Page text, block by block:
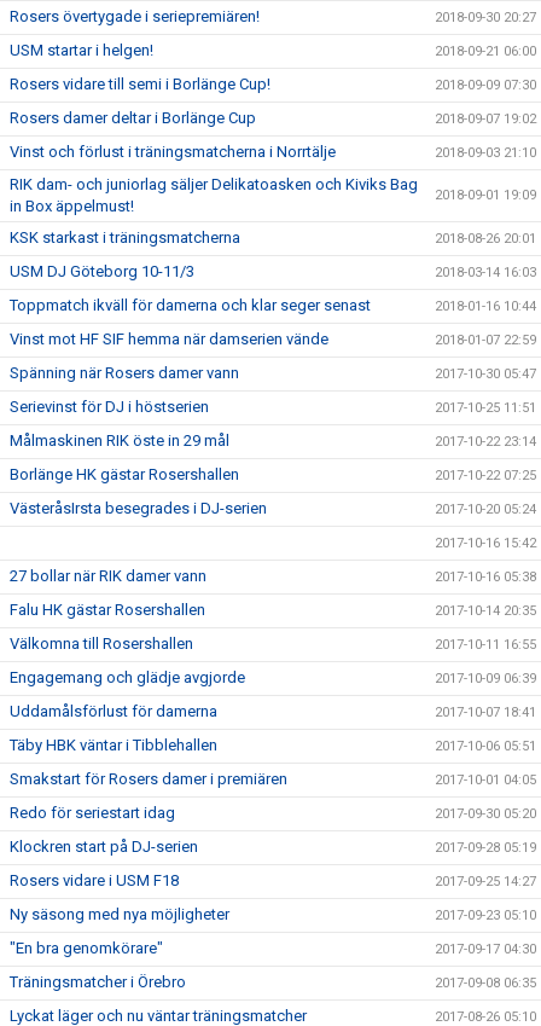
Rosers övertygade i seriepremiären! 2018-09-30 20:27
USM startar i helgen! 2018-09-21 06:00
Rosers vidare till semi i Borlänge Cup! 2018-09-09 07:30
Rosers damer deltar i Borlänge Cup 2018-09-07 19:02
Vinst och förlust i träningsmatcherna i Norrtälje 2018-09-03 21:10
RIK dam- och juniorlag säljer Delikatoasken och Kiviks Bag
in Box äppelmust!
2018-09-01 19:09
KSK starkast i träningsmatcherna 2018-08-26 20:01
USM DJ Göteborg 10-11/3 2018-03-14 16:03
Toppmatch ikväll för damerna och klar seger senast 2018-01-16 10:44
Vinst mot HF SIF hemma när damserien vände 2018-01-07 22:59
Spänning när Rosers damer vann 2017-10-30 05:47
Serievinst för DJ i höstserien 2017-10-25 11:51
Målmaskinen RIK öste in 29 mål 2017-10-22 23:14
Borlänge HK gästar Rosershallen 2017-10-22 07:25
VästeråsIrsta besegrades i DJ-serien 2017-10-20 05:24
2017-10-16 15:42
27 bollar när RIK damer vann 2017-10-16 05:38
Falu HK gästar Rosershallen 2017-10-14 20:35
Välkomna till Rosershallen 2017-10-11 16:55
Engagemang och glädje avgjorde 2017-10-09 06:39
Uddamålsförlust för damerna 2017-10-07 18:41
Täby HBK väntar i Tibblehallen 2017-10-06 05:51
Smakstart för Rosers damer i premiären 2017-10-01 04:05
Redo för seriestart idag 2017-09-30 05:20
Klockren start på DJ-serien 2017-09-28 05:19
Rosers vidare i USM F18 2017-09-25 14:27
Ny säsong med nya möjligheter 2017-09-23 05:10
"En bra genomkörare" 2017-09-17 04:30
Träningsmatcher i Örebro 2017-09-08 06:35
Lyckat läger och nu väntar träningsmatcher 2017-08-26 05:10